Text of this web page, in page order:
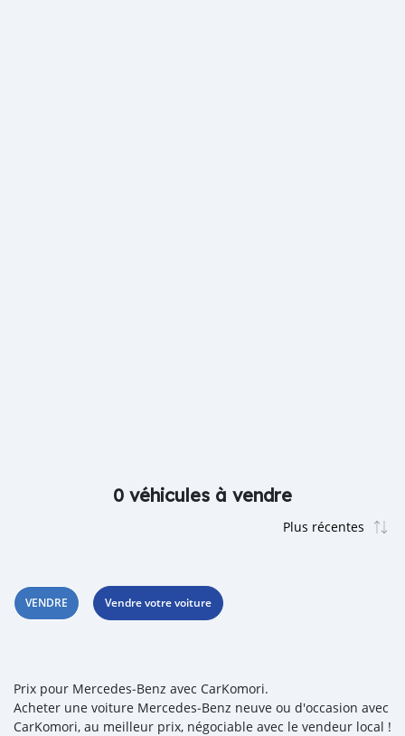
0 véhicules à vendre
VENDRE Vendre votre voiture
Prix pour Mercedes‒Benz avec CarKomori.
Acheter une voiture Mercedes‒Benz neuve ou d'occasion avec
CarKomori, au meilleur prix, négociable avec le vendeur local !